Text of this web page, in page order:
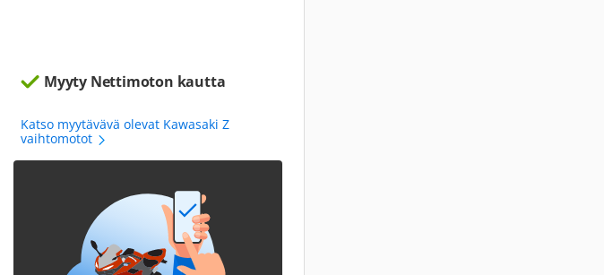
Myyty Nettimoton kautta
Katso myytävävä olevat Kawasaki Z
vaihtomotot